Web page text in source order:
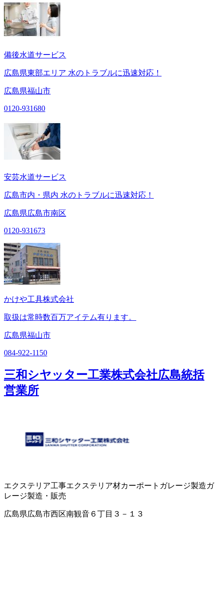
備後水道サービス
広島県東部エリア 水のトラブルに迅速対応！
広島県福山市
0120-931680
安芸水道サービス
広島市内・県内 水のトラブルに迅速対応！
広島県広島市南区
0120-931673
かけや工具株式会社
取扱は常時数百万アイテム有ります。
広島県福山市
084-922-1150
三和シヤッター工業株式会社広島統括
営業所
エクステリア工事エクステリア材カーポート ガレージ製造ガ
レージ製造・販売
広島県広島市西区南観音６丁目３－１３